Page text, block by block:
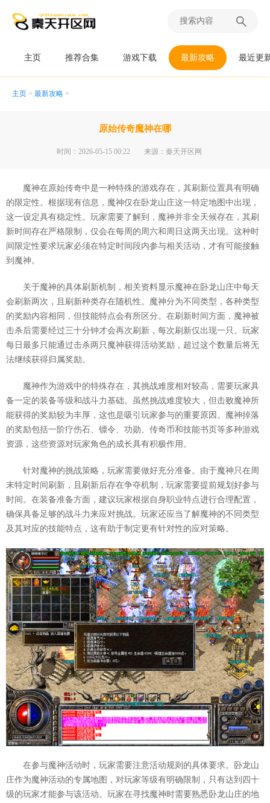
主页 推荐合集 游戏下载 最新攻略 最近更
主页 > 最新攻略 >
原始传奇魔神在哪
时间：2026-05-15 00:22 来源：秦天开区网
魔神在原始传奇中是一种特殊的游戏存在，其刷新位置具有明确
的限定性。根据现有信息，魔神仅在卧龙山庄这一特定地图中出现，
这一设定具有稳定性。玩家需要了解到，魔神并非全天候存在，其刷
新时间存在严格限制，仅会在每周的周六和周日这两天出现。这种时
间限定性要求玩家必须在特定时间段内参与相关活动，才有可能接触
到魔神。
关于魔神的具体刷新机制，相关资料显示魔神在卧龙山庄中每天
会刷新两次，且刷新种类存在随机性。魔神分为不同类型，各种类型
的奖励内容相同，但技能特点会有所区分。在刷新时间方面，魔神被
击杀后需要经过三十分钟才会再次刷新，每次刷新仅出现一只。玩家
每日最多只能通过击杀两只魔神获得活动奖励，超过这个数量后将无
法继续获得归属奖励。
魔神作为游戏中的特殊存在，其挑战难度相对较高，需要玩家具
备一定的装备等级和战斗力基础。虽然挑战难度较大，但击败魔神所
能获得的奖励较为丰厚，这也是吸引玩家参与的重要原因。魔神掉落
的奖励包括一阶疗伤石、镖令、功勋、传奇币和技能书页等多种游戏
资源，这些资源对玩家角色的成长具有积极作用。
针对魔神的挑战策略，玩家需要做好充分准备。由于魔神只在周
末特定时间刷新，且刷新后存在争夺机制，玩家需要提前规划好参与
时间。在装备准备方面，建议玩家根据自身职业特点进行合理配置，
确保具备足够的战斗力来应对挑战。玩家还应当了解魔神的不同类型
及其对应的技能特点，这有助于制定更有针对性的应对策略。
在参与魔神活动时，玩家需要注意活动规则的具体要求。卧龙山
庄作为魔神活动的专属地图，对玩家等级有明确限制，只有达到四十
级的玩家才能参与该活动。玩家在寻找魔神时需要熟悉卧龙山庄的地